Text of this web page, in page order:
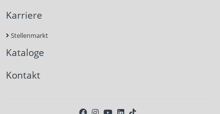
Karriere
Stellenmarkt
Kataloge
Kontakt